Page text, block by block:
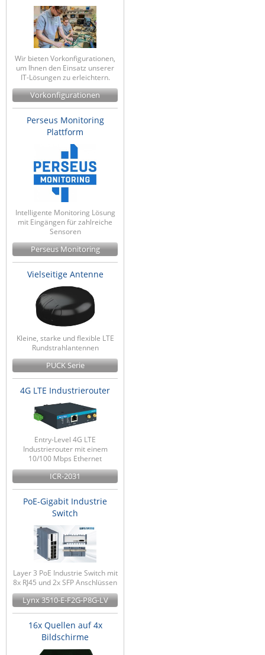
Wir bieten Vorkonfigurationen,
um Ihnen den Einsatz unserer
IT-Lösungen zu erleichtern.
Vorkonfigurationen
Perseus Monitoring
Plattform
Intelligente Monitoring Lösung
mit Eingängen für zahlreiche
Sensoren
Perseus Monitoring
Vielseitige Antenne
Kleine, starke und flexible LTE
Rundstrahlantennen
PUCK Serie
4G LTE Industrierouter
Entry-Level 4G LTE
Industrierouter mit einem
10/100 Mbps Ethernet
ICR-2031
PoE-Gigabit Industrie
Switch
Layer 3 PoE Industrie Switch mit
8x RJ45 und 2x SFP Anschlüssen
Lynx 3510-E-F2G-P8G-LV
16x Quellen auf 4x
Bildschirme